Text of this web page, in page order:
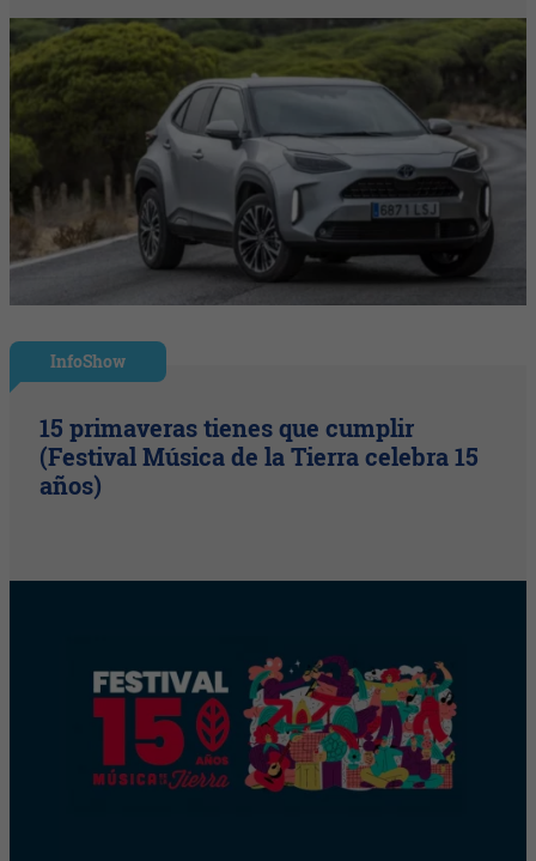
InfoShow
15 primaveras tienes que cumplir
(Festival Música de la Tierra celebra 15
años)